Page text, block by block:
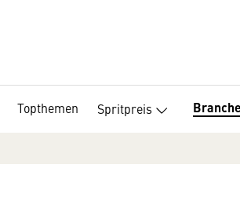
Topthemen Spritpreis